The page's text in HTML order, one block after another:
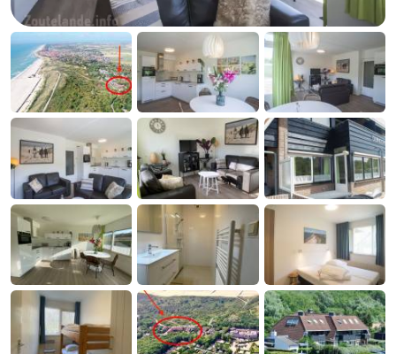
-
Aparthotel
Zoutelande
-
Duinflat
Duinoord
Duinweg
18
-
Kurhaus
-
Residentie
Soutelande
Campingplätze
Ferienhäuser